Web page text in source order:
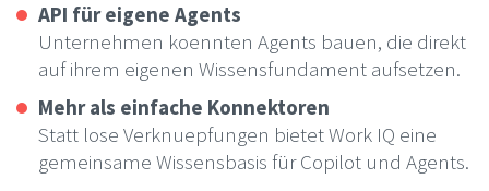
API für eigene Agents
Unternehmen koennten Agents bauen, die direkt
auf ihrem eigenen Wissensfundament aufsetzen.
Mehr als einfache Konnektoren
Statt lose Verknuepfungen bietet Work IQ eine
gemeinsame Wissensbasis für Copilot und Agents.